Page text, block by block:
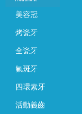
美容冠
烤瓷牙
全瓷牙
氟斑牙
四環素牙
活動義齒